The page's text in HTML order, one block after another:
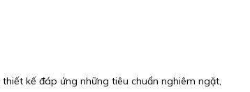
kế đáp ứng những tiêu chuẩn nghiêm ngặt,